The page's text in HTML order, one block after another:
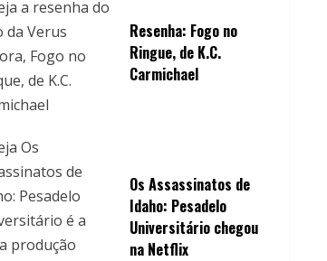
Resenha: Fogo no
Ringue, de K.C.
Carmichael
Os Assassinatos de
Idaho: Pesadelo
Universitário chegou
na Netflix